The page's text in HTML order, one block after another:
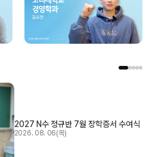
2027 N수 정규반 7월 장학증서 수여식
2026. 08. 06(목)